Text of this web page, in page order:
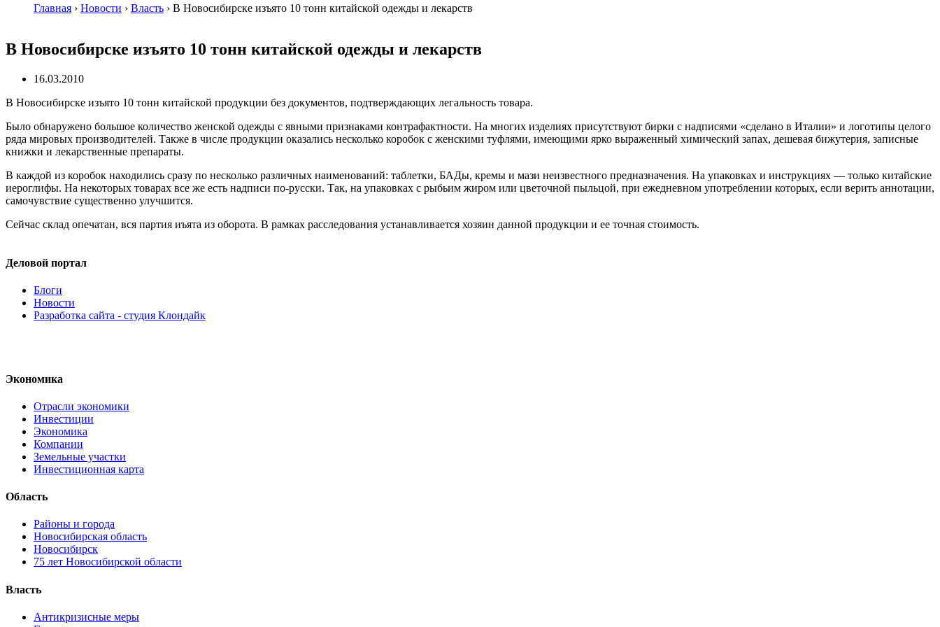
Главная › Новости › Власть › В Новосибирске изъято 10 тонн китайской одежды и лекарств
В Новосибирске изъято 10 тонн китайской одежды и лекарств
16.03.2010
В Новосибирске изъято 10 тонн китайской продукции без документов, подтверждающих легальность товара.
Было обнаружено большое количество женской одежды с явными признаками контрафактности. На многих изделиях присутствуют бирки с надписями «сделано в Италии» и логотипы целого
ряда мировых производителей. Также в числе продукции оказались несколько коробок с женскими туфлями, имеющими ярко выраженный химический запах, дешевая бижутерия, записные
книжки и лекарственные препараты.
В каждой из коробок находились сразу по несколько различных наименований: таблетки, БАДы, кремы и мази неизвестного предназначения. На упаковках и инструкциях — только китайские
иероглифы. На некоторых товарах все же есть надписи по-русски. Так, на упаковках с рыбьим жиром или цветочной пыльцой, при ежедневном употреблении которых, если верить аннотации,
самочувствие существенно улучшится.
Сейчас склад опечатан, вся партия иъята из оборота. В рамках расследования устанавливается хозяин данной продукции и ее точная стоимость.
Деловой портал
Блоги
Новости
Разработка сайта - студия Клондайк
Экономика
Отрасли экономики
Инвестиции
Экономика
Компании
Земельные участки
Инвестиционная карта
Область
Районы и города
Новосибирская область
Новосибирск
75 лет Новосибирской области
Власть
Антикризисные меры